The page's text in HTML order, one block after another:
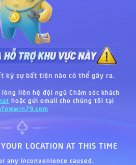
kỳ sự bất tiện nào có thể gây ra.
liên hệ đội ngũ Chăm sóc khách
hoặc gửi email cho chúng tôi tại
LOCATION AT THIS TIME
any inconvenience caused.